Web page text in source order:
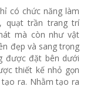
có chức năng làm
quạt trần trang trí
mà còn như vật
đẹp và sang trọng
được đặt bên dưới
thiết kế nhỏ gọn
ra. Nhằm tạo ra